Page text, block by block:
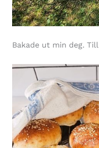
Bakade ut min deg. Till